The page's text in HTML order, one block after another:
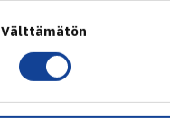
Välttämätön
Haastajatason
asemansa
osuneet